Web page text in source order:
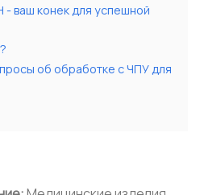
- ваш конек для успешной
об обработке с ЧПУ для